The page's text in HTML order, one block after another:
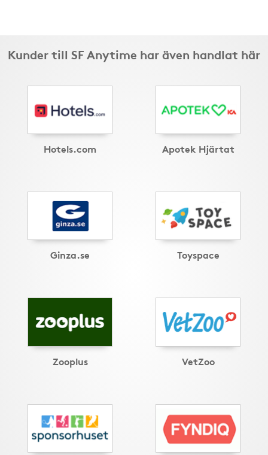
Kunder till SF Anytime har även handlat här
Hotels.com Apotek Hjärtat
Ginza.se Toyspace
Zooplus VetZoo